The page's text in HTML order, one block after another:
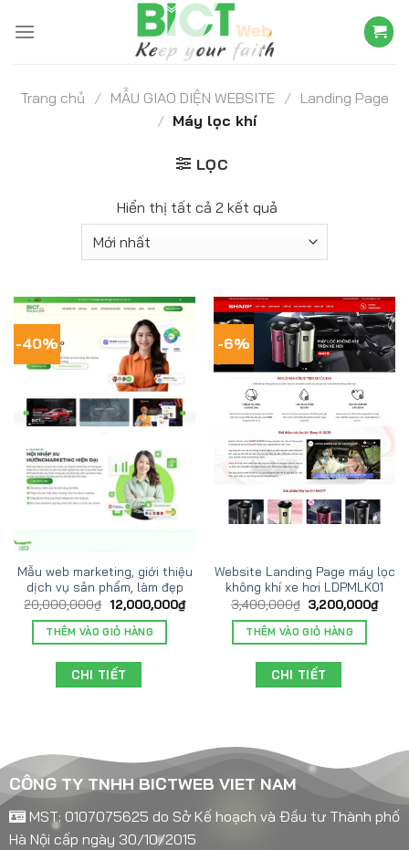
Trang chủ / MẪU GIAO DIỆN WEBSITE / Landing Page
/ Máy lọc khí
LỌC
Hiển thị tất cả 2 kết quả
-40%
Mẫu web marketing, giới thiệu
dịch vụ sản phẩm, làm đẹp
20,000,000₫ 12,000,000₫
THÊM VÀO GIỎ HÀNG
CHI TIẾT
-6%
Website Landing Page máy lọc
không khí xe hơi LDPMLK01
3,400,000₫ 3,200,000₫
THÊM VÀO GIỎ HÀNG
CHI TIẾT
CÔNG TY TNHH BICTWEB VIET NAM
MST: 0107075625 do Sở Kế hoạch và Đầu tư Thành phố
Hà Nội cấp ngày 30/10/2015